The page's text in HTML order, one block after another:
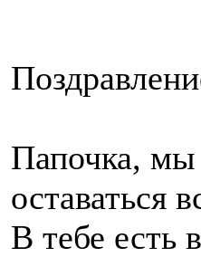
Папочка, мы
оставаться
В тебе есть